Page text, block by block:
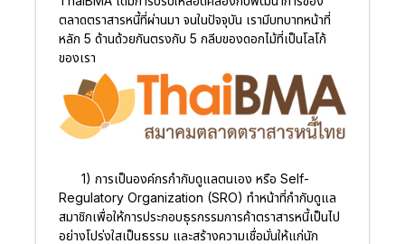
ตลาดตราสารหนี้ที่ผ่านมา จนในปัจจุบัน เรามีบทบาทหน้าที่
หลัก 5 ด้านด้วยกันตรงกับ 5 กลีบของดอกไม้ที่เป็นโลโก้
ของเรา
1) การเป็นองค์กรกำกับดูแลตนเอง หรือ Self-
Regulatory Organization (SRO) ทำหน้าที่กำกับดูแล
สมาชิกเพื่อให้การประกอบธุรกรรมการค้าตราสารหนี้เป็นไป
อย่างโปร่งใสเป็นธรรม และสร้างความเชื่อมั่นให้แก่นัก